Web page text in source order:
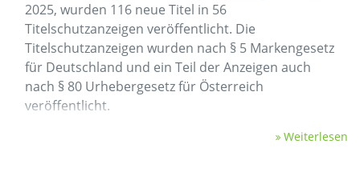
2025, wurden 116 neue Titel in 56
Titelschutzanzeigen veröffentlicht. Die
Titelschutzanzeigen wurden nach § 5 Markengesetz
für Deutschland und ein Teil der Anzeigen auch
nach § 80 Urhebergesetz für Österreich
veröffentlicht.
Weiterlesen